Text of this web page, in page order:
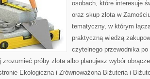
osobach, które interesuje
oraz skup złota w
tematyczny, w którym
praktyczną wiedzą
czytelnego przewodnika
zrozumieć próby złota albo planujesz wybór
Ekologiczna i Zrównoważona Biżuteria i